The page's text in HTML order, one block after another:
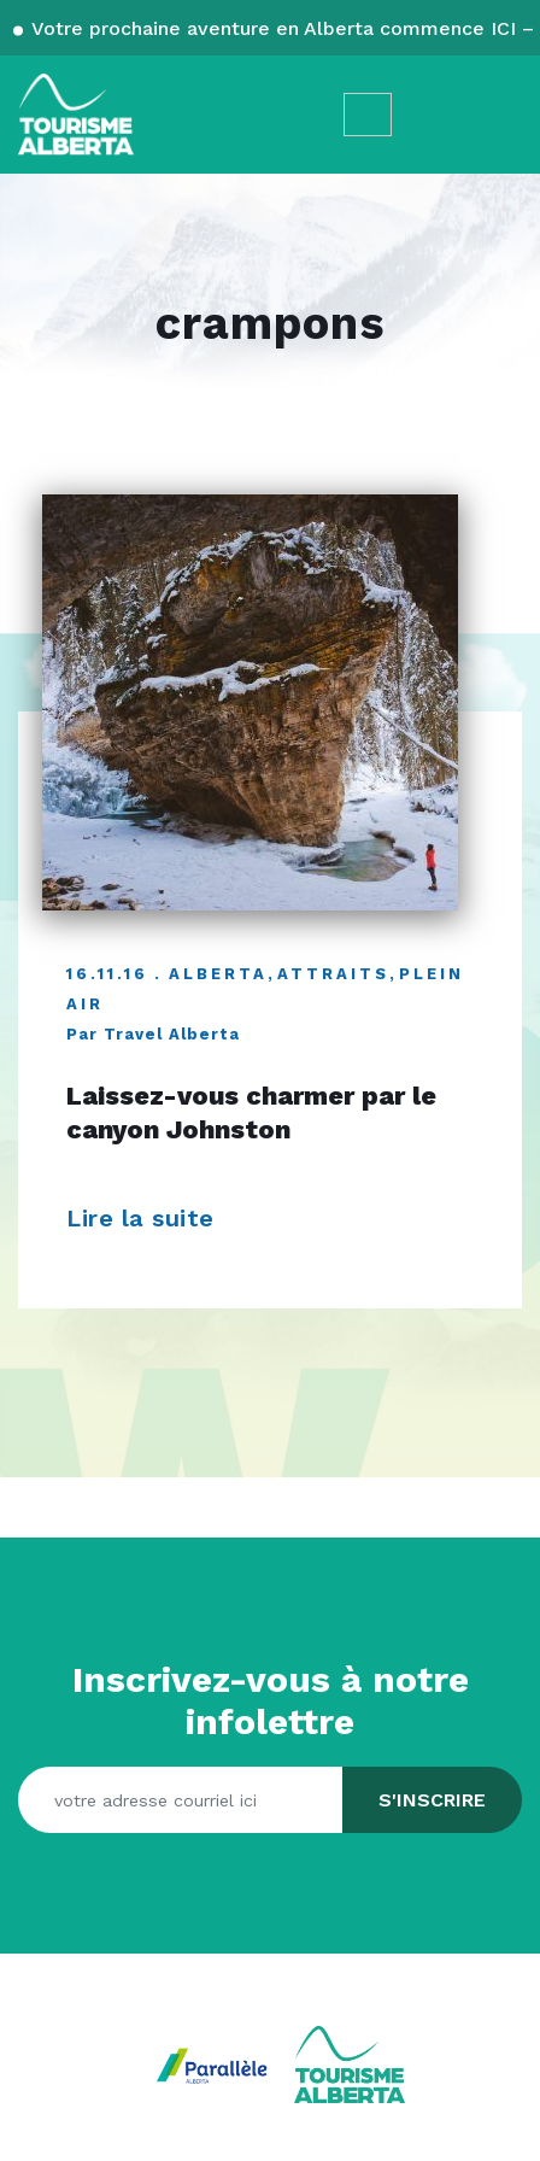
Votre prochaine aventure en Alberta commence ICI
crampons
16.11.16 ALBERTA , ATTRAITS , PLEIN
AIR
Par Travel Alberta
Laissez-vous charmer par le
canyon Johnston
Lire la suite
Inscrivez-vous à notre
infolettre